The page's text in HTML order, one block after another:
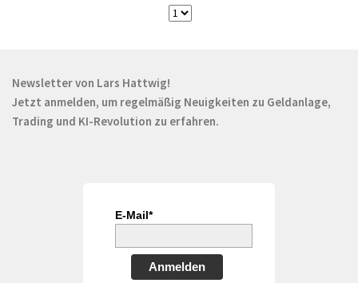
Newsletter von Lars Hattwig!
Jetzt anmelden, um regelmäßig Neuigkeiten zu Geldanlage,
Trading und KI-Revolution zu erfahren.
E-Mail*
Anmelden